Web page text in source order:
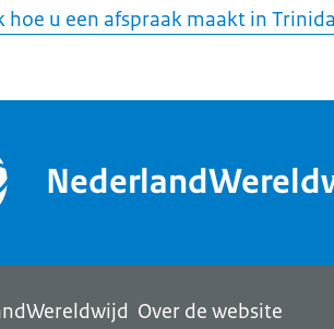
hoe u een afspraak maakt in
Over de website